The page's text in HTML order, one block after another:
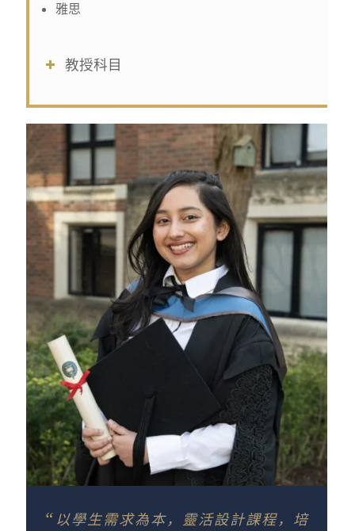
雅思
教授科目
“ 以學生需求為本，靈活設計課程，培